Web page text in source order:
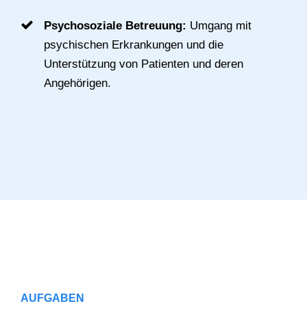
Psychosoziale Betreuung: Umgang mit
psychischen Erkrankungen und die
Unterstützung von Patienten und deren
Angehörigen.
AUFGABEN